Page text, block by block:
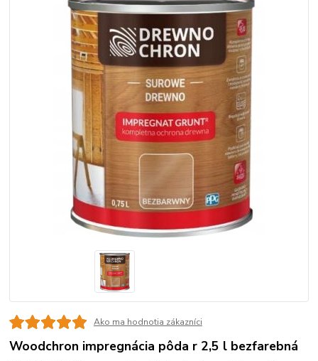
Ako ma hodnotia zákazníci
Woodchron impregnácia pôda r 2,5 l bezfarebná